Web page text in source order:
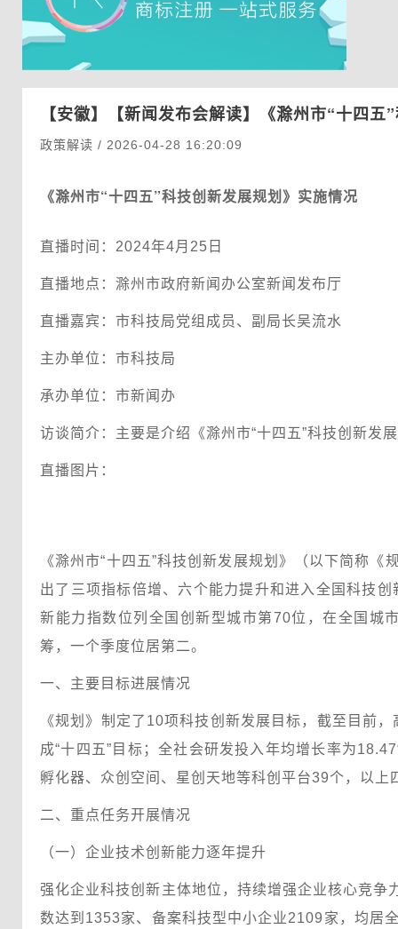
【安徽】 【新闻发布会解读】《滁州市“十四
政策解读 / 2026-04-28 16:20:09
《滁州市“十四五”科技创新发展规划》实施情况
直播时间：2024年4月25日
直播地点：滁州市政府新闻办公室新闻发布厅
直播嘉宾：市科技局党组成员、副局长吴流水
主办单位：市科技局
承办单位：市新闻办
访谈简介：主要是介绍《滁州市“十四五”科技创新发
直播图片：
《滁州市“十四五”科技创新发展规划》（以下简称
出了三项指标倍增、六个能力提升和进入全国科技
新能力指数位列全国创新型城市第70位，在全国城
筹，一个季度位居第二。
一、主要目标进展情况
《规划》制定了10项科技创新发展目标，截至目前
成“十四五”目标；全社会研发投入年均增长率为
孵化器、众创空间、星创天地等科创平台39个，以上
二、重点任务开展情况
（一）企业技术创新能力逐年提升
强化企业科技创新主体地位，持续增强企业核心竞争
数达到1353家、备案科技型中小企业2109家，均居